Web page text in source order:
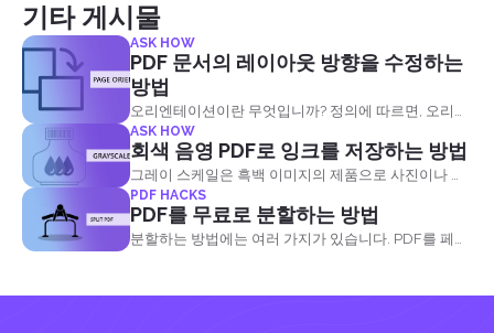
기타 게시물
ASK HOW
PDF 문서의 레이아웃 방향을 수정하는
방법
오리엔테이션이란 무엇입니까? 정의에 따르면, 오리엔
테이션은 문자 그대로 지향되는 것을 의미합니다. 그것
은 위치와 방향에 의해 정의된다
ASK HOW
회색 음영 PDF로 잉크를 저장하는 방법
그레이 스케일은 흑백 이미지의 제품으로 사진이나 문
서에 색상이 없습니다. 회색 음영으로 파일을 변환한다
는 것은 색상을 제거하고 잉크의 주 소스로 검정색을 남
기는 것을 의미합니다.
PDF HACKS
PDF를 무료로 분할하는 방법
분할하는 방법에는 여러 가지가 있습니다. PDF를 페이